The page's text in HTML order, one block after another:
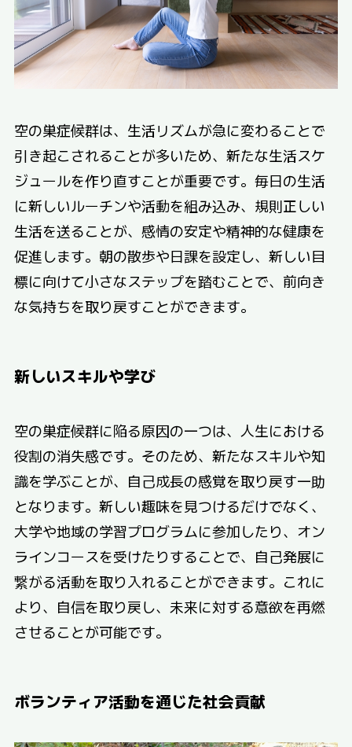
空の巣症候群は、生活リズムが急に変わることで
引き起こされることが多いため、新たな生活スケ
ジュールを作り直すことが重要です。毎日の生活
に新しいルーチンや活動を組み込み、規則正しい
生活を送ることが、感情の安定や精神的な健康を
促進します。朝の散歩や日課を設定し、新しい目
標に向けて小さなステップを踏むことで、前向き
な気持ちを取り戻すことができます。
新しいスキルや学び
空の巣症候群に陥る原因の一つは、人生における
役割の消失感です。そのため、新たなスキルや知
識を学ぶことが、自己成長の感覚を取り戻す一助
となります。新しい趣味を見つけるだけでなく、
大学や地域の学習プログラムに参加したり、オン
ラインコースを受けたりすることで、自己発展に
繋がる活動を取り入れることができます。これに
より、自信を取り戻し、未来に対する意欲を再燃
させることが可能です。
ボランティア活動を通じた社会貢献